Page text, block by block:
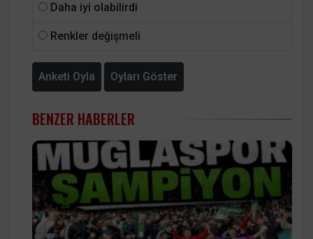
Daha iyi olabilirdi
Renkler değişmeli
Anketi Oyla Oyları Göster
BENZER HABERLER